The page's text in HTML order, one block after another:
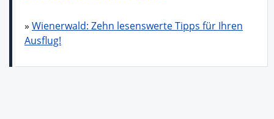
» Wienerwald: Zehn lesenswerte Tipps für Ihren
Ausflug!